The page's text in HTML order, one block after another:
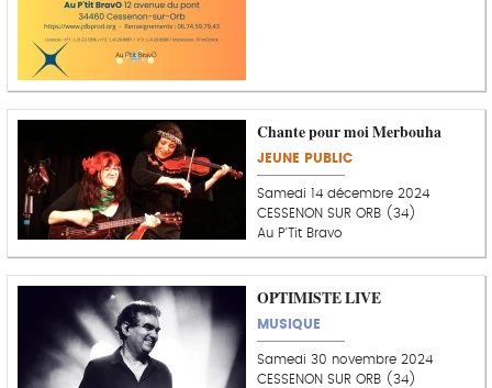
Chante pour moi Merbouha
JEUNE PUBLIC
Samedi 14 décembre 2024
CESSENON SUR ORB (34)
Au P'Tit Bravo
OPTIMISTE LIVE
MUSIQUE
Samedi 30 novembre 2024
CESSENON SUR ORB (34)